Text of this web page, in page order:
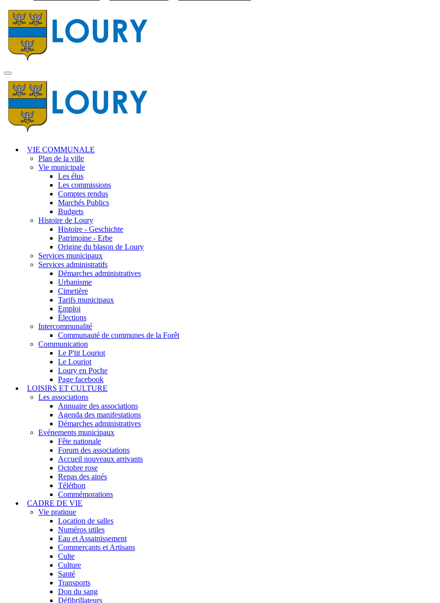
MENU
PRINCIPAL
VIE COMMUNALE
Plan de la ville
Vie municipale
Les élus
Les commissions
Comptes rendus
Marchés Publics
Budgets
Histoire de Loury
Histoire - Geschichte
Patrimoine - Erbe
Origine du blason de Loury
Services municipaux
Services administratifs
Démarches administratives
Urbanisme
Cimetière
Tarifs municipaux
Emploi
Élections
Intercommunalité
Communauté de communes de la Forêt
Communication
Le P'tit Louriot
Le Louriot
Loury en Poche
Page facebook
LOISIRS ET CULTURE
Les associations
Annuaire des associations
Agenda des manifestations
Démarches administratives
Evénements municipaux
Fête nationale
Forum des associations
Accueil nouveaux arrivants
Octobre rose
Repas des ainés
Téléthon
Commémorations
CADRE DE VIE
Vie pratique
Location de salles
Numéros utiles
Eau et Assainissement
Commerçants et Artisans
Culte
Culture
Santé
Transports
Don du sang
Défibrillateurs